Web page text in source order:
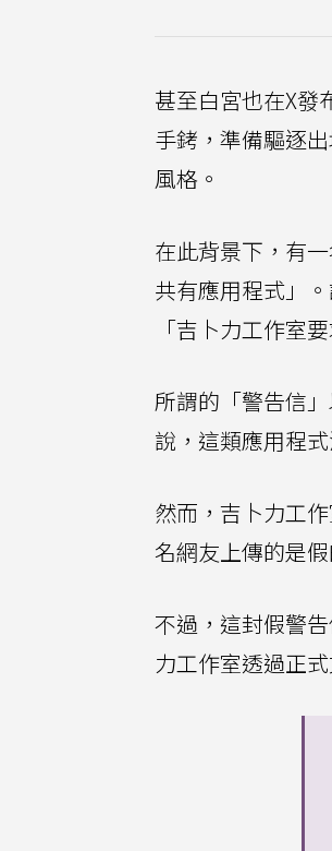
甚至白宮也在X發
手銬，準備驅逐
風格。
在此背景下，有
共有應用程式」
「吉卜力工作室
所謂的「警告信
說，這類應用程
然而，吉卜力工
名網友上傳的是
不過，這封假警
力工作室透過正